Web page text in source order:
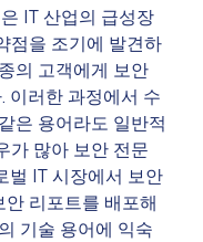
IT 산업의 급성장
점을 조기에 발견하
의 고객에게 보안
이러한 과정에서 수
은 용어라도 일반적
가 많아 보안 전문
벌 IT 시장에서 보안
리포트를 배포해
기술 용어에 익숙